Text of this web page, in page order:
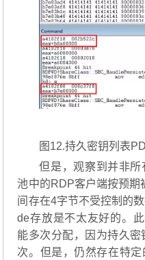
图12.持久密钥列表
但是，观察到并非
池中的RDP客户端按预期
间存在4字节不受控制的
de存放是不太友好的。
能多次分配，因为持久
次。但是，仍然存在特